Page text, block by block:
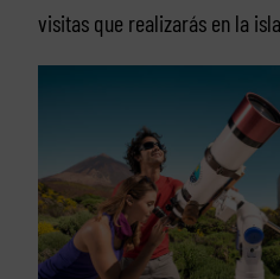
visitas que realizarás en la